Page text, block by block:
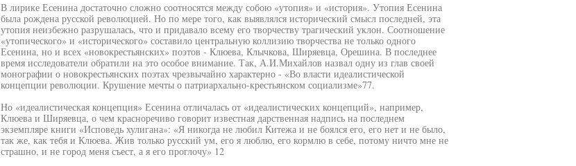
В лирике Есенина достаточно сложно соотносятся между собою «утопия» и «история». Утопия Есенина
была рождена русской революцией. Но по мере того, как выявлялся исторический смысл последней, эта
утопия неизбежно разрушалась, что и придавало всему его творчеству трагический уклон. Соотношение
«утопического» и «исторического» составило центральную коллизию творчества не только одного
Есенина, но и всех «новокрестьянских» поэтов - Клюева, Клычкова, Ширяевца, Орешина. В последнее
время исследователи обратили на это особое внимание. Так, А.И.Михайлов назвал одну из глав своей
монографии о новокрестьянских поэтах чрезвычайно характерно - «Во власти идеалистической
концепции революции. Крушение мечты о патриархально-крестьянском социализме»77.
Но «идеалистическая концепция» Есенина отличалась от «идеалистических концепций», например,
Клюева и Ширяевца, о чем красноречиво говорит известная дарственная надпись на последнем
экземпляре книги «Исповедь хулигана»: «Я никогда не любил Китежа и не боялся его, его нет и не было,
так же, как тебя и Клюева. Жив только русский ум, его я люблю, его кормлю в себе, потому ничто мне не
страшно, и не город меня съест, а я его проглочу» 12